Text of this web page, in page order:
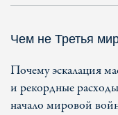
Чем не Третья
Почему эскалация
и рекордные
начало мировой